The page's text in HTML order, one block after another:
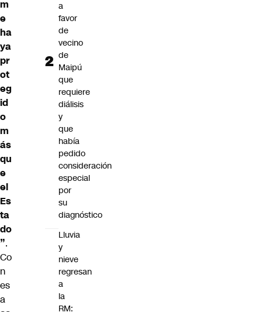
m
e
ha
ya
pr
ot
eg
id
o
m
ás
qu
e
el
Es
ta
do
”.
Co
n
es
a
a
favor
de
vecino
de
Maipú
que
requiere
diálisis
y
que
había
pedido
consideración
especial
por
su
diagnóstico
Lluvia
y
nieve
regresan
a
la
RM: